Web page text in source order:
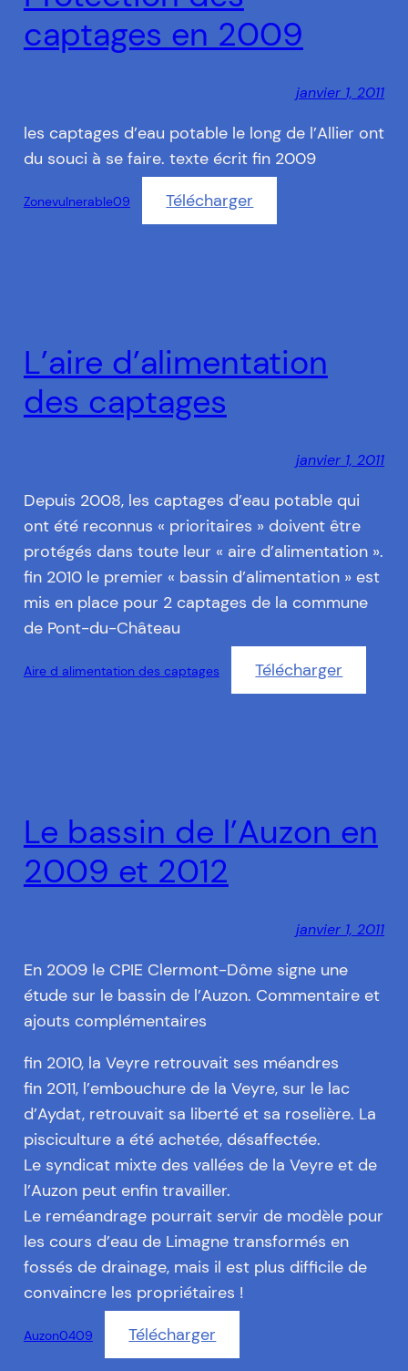
captages en 2009
janvier 1, 2011
les captages d’eau potable le long de l’Allier ont
du souci à se faire. texte écrit fin 2009
Zonevulnerable09 Télécharger
L’aire d’alimentation
des captages
janvier 1, 2011
Depuis 2008, les captages d’eau potable qui
ont été reconnus « prioritaires » doivent être
protégés dans toute leur « aire d’alimentation ».
fin 2010 le premier « bassin d’alimentation » est
mis en place pour 2 captages de la commune
de Pont-du-Château
Aire d alimentation des captages Télécharger
Le bassin de l’Auzon en
2009 et 2012
janvier 1, 2011
En 2009 le CPIE Clermont-Dôme signe une
étude sur le bassin de l’Auzon. Commentaire et
ajouts complémentaires
fin 2010, la Veyre retrouvait ses méandres
fin 2011, l’embouchure de la Veyre, sur le lac
d’Aydat, retrouvait sa liberté et sa roselière. La
pisciculture a été achetée, désaffectée.
Le syndicat mixte des vallées de la Veyre et de
l’Auzon peut enfin travailler.
Le reméandrage pourrait servir de modèle pour
les cours d’eau de Limagne transformés en
fossés de drainage, mais il est plus difficile de
convaincre les propriétaires !
Auzon0409 Télécharger